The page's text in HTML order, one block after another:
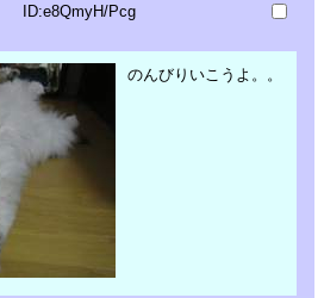
ID:e8QmyH/Pcg
のんびりいこうよ。。